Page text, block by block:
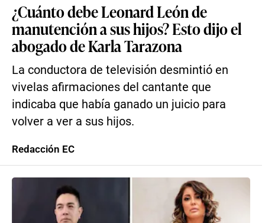
¿Cuánto debe Leonard León de
manutención a sus hijos? Esto dijo el
abogado de Karla Tarazona
La conductora de televisión desmintió en
vivelas afirmaciones del cantante que
indicaba que había ganado un juicio para
volver a ver a sus hijos.
Redacción EC